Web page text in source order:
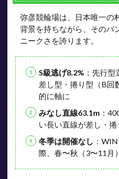
弥彦競輪場は、日本唯一の
背景を持ちながら、そのバ
ニークさを誇ります。
S級逃げ8.2% ：先行型
差し型・捲り型（B回
的に軸に
みなし直線63.1m ：
い長い直線が差し・
冬季は開催なし ：
際、春〜秋（3〜11月